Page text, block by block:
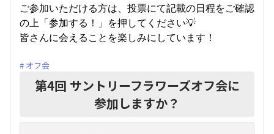
ご参加いただける方は、投票にて記載の日程をご確認
の上「参加する！」を押してください💡
皆さんに会えることを楽しみにしています！
オフ会
第4回 サントリーフラワーズオフ会に
参加しますか？